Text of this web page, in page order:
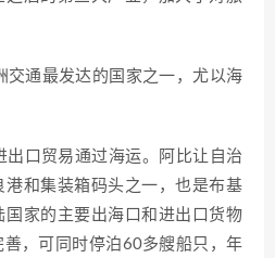
交通最发达的国家之一，尤以海
出口贸易通过海运。阿比让自治
和集装箱码头之一，也是布基
家的主要出海口和进出口货物
，可同时停泊60多艘船只，年